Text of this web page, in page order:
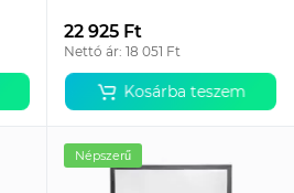
22 925 Ft
Nettó ár: 18 051 Ft
Kosárba teszem
Népszerű